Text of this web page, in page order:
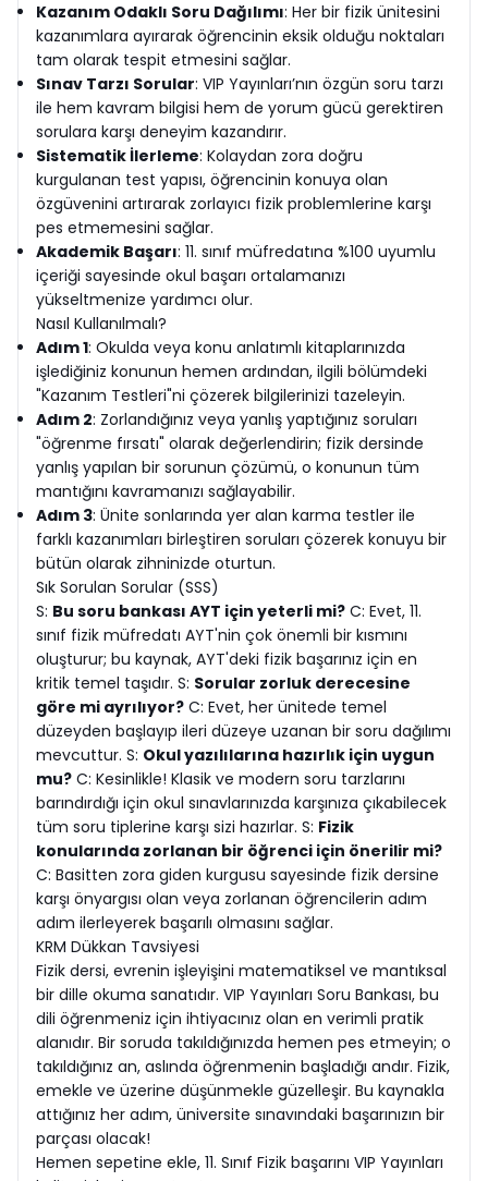
Kazanım Odaklı Soru Dağılımı: Her bir fizik ünitesini
kazanımlara ayırarak öğrencinin eksik olduğu noktaları
tam olarak tespit etmesini sağlar.
Sınav Tarzı Sorular: VIP Yayınları’nın özgün soru tarzı
ile hem kavram bilgisi hem de yorum gücü gerektiren
sorulara karşı deneyim kazandırır.
Sistematik İlerleme: Kolaydan zora doğru
kurgulanan test yapısı, öğrencinin konuya olan
özgüvenini artırarak zorlayıcı fizik problemlerine karşı
pes etmemesini sağlar.
Akademik Başarı: 11. sınıf müfredatına %100 uyumlu
içeriği sayesinde okul başarı ortalamanızı
yükseltmenize yardımcı olur.
Nasıl Kullanılmalı?
Adım 1: Okulda veya konu anlatımlı kitaplarınızda
işlediğiniz konunun hemen ardından, ilgili bölümdeki
"Kazanım Testleri"ni çözerek bilgilerinizi tazeleyin.
Adım 2: Zorlandığınız veya yanlış yaptığınız soruları
"öğrenme fırsatı" olarak değerlendirin; fizik dersinde
yanlış yapılan bir sorunun çözümü, o konunun tüm
mantığını kavramanızı sağlayabilir.
Adım 3: Ünite sonlarında yer alan karma testler ile
farklı kazanımları birleştiren soruları çözerek konuyu bir
bütün olarak zihninizde oturtun.
Sık Sorulan Sorular (SSS)
S: Bu soru bankası AYT için yeterli mi? C: Evet, 11.
sınıf fizik müfredatı AYT'nin çok önemli bir kısmını
oluşturur; bu kaynak, AYT'deki fizik başarınız için en
kritik temel taşıdır. S: Sorular zorluk derecesine
göre mi ayrılıyor? C: Evet, her ünitede temel
düzeyden başlayıp ileri düzeye uzanan bir soru dağılımı
mevcuttur. S: Okul yazılılarına hazırlık için uygun
mu? C: Kesinlikle! Klasik ve modern soru tarzlarını
barındırdığı için okul sınavlarınızda karşınıza çıkabilecek
tüm soru tiplerine karşı sizi hazırlar. S: Fizik
konularında zorlanan bir öğrenci için önerilir mi?
C: Basitten zora giden kurgusu sayesinde fizik dersine
karşı önyargısı olan veya zorlanan öğrencilerin adım
adım ilerleyerek başarılı olmasını sağlar.
KRM Dükkan Tavsiyesi
Fizik dersi, evrenin işleyişini matematiksel ve mantıksal
bir dille okuma sanatıdır. VIP Yayınları Soru Bankası, bu
dili öğrenmeniz için ihtiyacınız olan en verimli pratik
alanıdır. Bir soruda takıldığınızda hemen pes etmeyin; o
takıldığınız an, aslında öğrenmenin başladığı andır. Fizik,
emekle ve üzerine düşünmekle güzelleşir. Bu kaynakla
attığınız her adım, üniversite sınavındaki başarınızın bir
parçası olacak!
Hemen sepetine ekle, 11. Sınıf Fizik başarını VIP Yayınları